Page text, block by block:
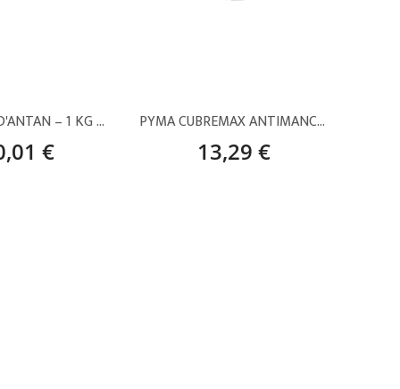
CERA MURS D'ANTAN – 1 KG MD-04
€
PYMA CUBREMAX ANTIMANCHAS AL AGUA – 4 L
13,29 €